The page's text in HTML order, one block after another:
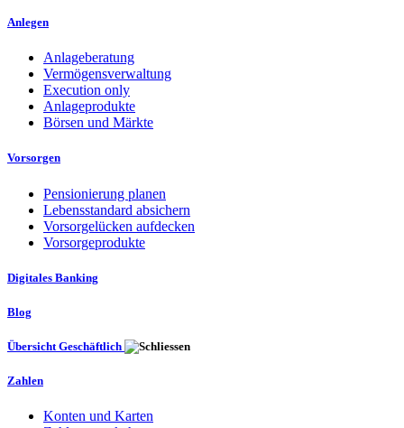
Anlegen
Anlageberatung
Vermögensverwaltung
Execution only
Anlageprodukte
Börsen und Märkte
Vorsorgen
Pensionierung planen
Lebensstandard absichern
Vorsorgelücken aufdecken
Vorsorgeprodukte
Digitales Banking
Blog
Übersicht Geschäftlich
Zahlen
Konten und Karten